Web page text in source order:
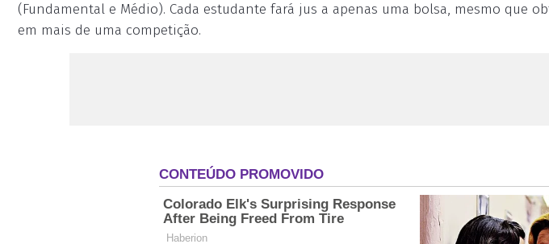
(Fundamental e Médio). Cada estudante fará jus a apenas uma bolsa, mesmo que
em mais de uma competição.